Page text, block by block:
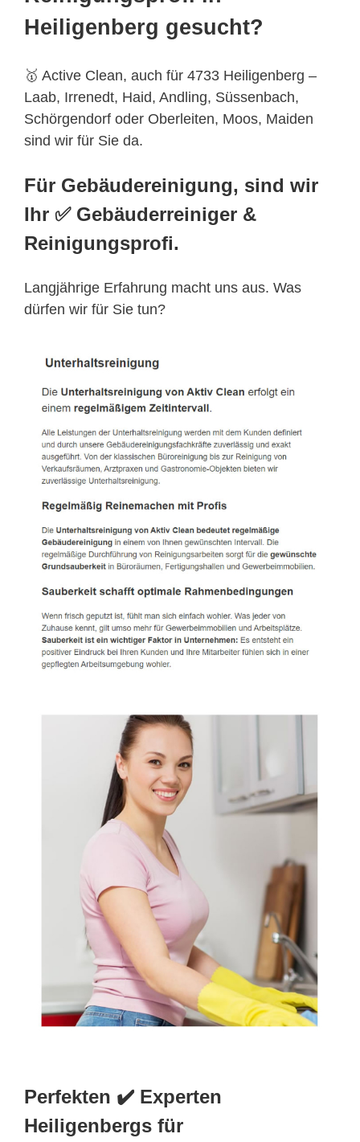
Heiligenberg gesucht?
🥇 Active Clean, auch für 4733 Heiligenberg –
Laab, Irrenedt, Haid, Andling, Süssenbach,
Schörgendorf oder Oberleiten, Moos, Maiden
sind wir für Sie da.
Für Gebäudereinigung, sind wir
Ihr ✅ Gebäuderreiniger &
Reinigungsprofi.
Langjährige Erfahrung macht uns aus. Was
dürfen wir für Sie tun?
Perfekten ✔️ Experten
Heiligenbergs für